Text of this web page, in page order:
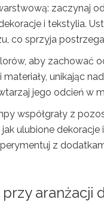
zaczynaj
i tekstylia.
co sprzyja
aby zachować
unikając
jego odcień w
współgrały z
ulubione
z
przy